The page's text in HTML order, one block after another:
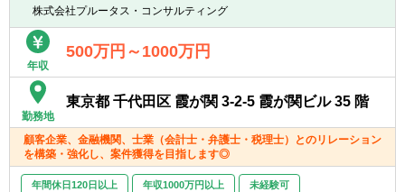
【サービス内容】
■M&A 関連業務（企業価値評価やデューデリ
種類株式の設計・評価）
■会計アドバイザリー
■その他資本政策に関するコンサルティング
業務
【クライアント】
株式会社プルータス・コンサルティング
年収
500万円～1000万円
勤務地
東京都 千代田区 霞が関 3-2-5 霞が関ビル 35 階
顧客企業、金融機関、士業（会計士・弁護士・税理士）とのリレーション
を構築・強化し、案件獲得を目指します◎
年間休日120日以上 年収1000万円以上 未経験可